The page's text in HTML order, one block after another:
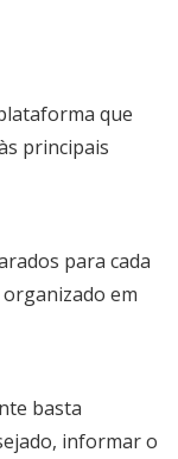
que
principais
para cada
em
basta
informar o